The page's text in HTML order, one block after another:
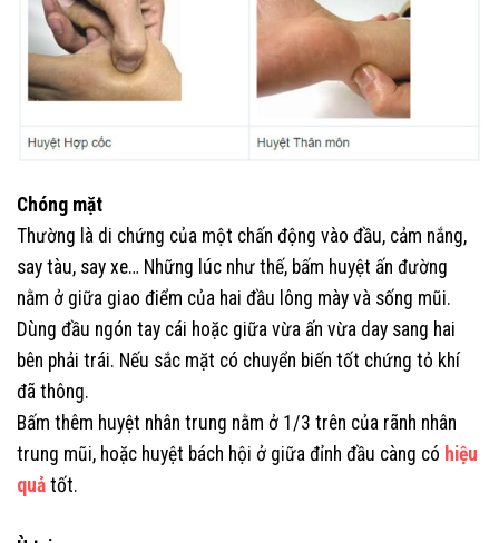
Chóng mặt
Thường là di chứng của một chấn động vào đầu, cảm nắng,
say tàu, say xe… Những lúc như thế, bấm huyệt ấn đường
nằm ở giữa giao điểm của hai đầu lông mày và sống mũi.
Dùng đầu ngón tay cái hoặc giữa vừa ấn vừa day sang hai
bên phải trái. Nếu sắc mặt có chuyển biến tốt chứng tỏ khí
đã thông.
Bấm thêm huyệt nhân trung nằm ở 1/3 trên của rãnh nhân
trung mũi, hoặc huyệt bách hội ở giữa đỉnh đầu càng có hiệu
quả tốt.